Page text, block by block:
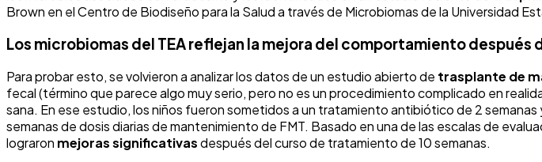
Brown en el Centro de Biodiseño para la Salud a través de Microbiomas de la Universidad
Los microbiomas del TEA reflejan la mejora del comportamiento
Para probar esto, se volvieron a analizar los datos de un estudio abierto de trasplante de
fecal (término que parece algo muy serio, pero no es un procedimiento complicado en
sana. En ese estudio, los niños fueron sometidos a un tratamiento antibiótico de 2
semanas de dosis diarias de mantenimiento de FMT. Basado en una de las escalas de
lograron mejoras significativasdespués del curso de tratamiento de 10 semanas.